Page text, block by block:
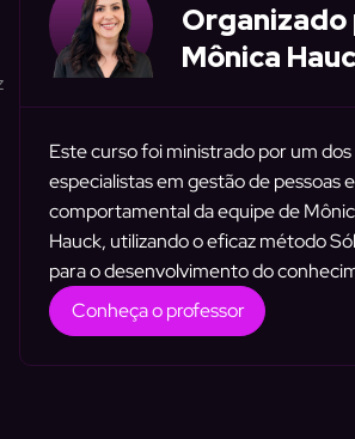
Organizado
Mônica
Este curso foi ministrado por um dos
especialistas em gestão de pessoas
comportamental da equipe de
Hauck, utilizando o eficaz método
para o desenvolvimento do
Conheça o professor